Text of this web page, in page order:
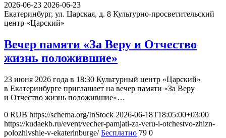
2026-06-23 2026-06-23
Екатеринбург, ул. Царская, д. 8 Культурно-просветительский
центр «Царский»
Вечер памяти «За Веру и Отчество
жизнь положившие»
23 июня 2026 года в 18:30 Культурный центр «Царский»
в Екатеринбурге приглашает на вечер памяти «За Веру
и Отчество жизнь положившие»…
0 RUB https://schema.org/InStock 2026-06-18T18:05:00+03:00
https://kudaekb.ru/event/vecher-pamjati-za-veru-i-otchestvo-zhizn-
polozhivshie-v-ekaterinburge/ Бесплатно 79 0